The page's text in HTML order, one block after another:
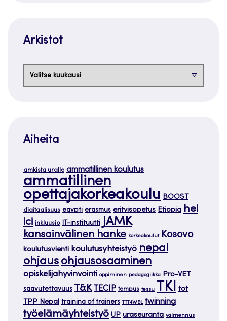
Arkistot
Aiheita
amkista uralle ammatillinen koulutus
ammatillinen
opettajakorkeakoulu BOOST
digitaalisuus egypti erasmus erityisopetus Etiopia hei
ici inkluusio IT-instituutti JAMK
kansainvälinen hanke korkeakoulut Kosovo
koulutusvienti koulutusyhteistyö nepal
ohjaus ohjausosaaminen
opiskelijahyvinvointi oppiminen pedagogiikka Pro-VET
saavutettavuus T&K TECIP tempus tessu TKI tot
TPP Nepal training of trainers TTT4WBL twinning
työelämäyhteistyö UP uraseuranta valmennus